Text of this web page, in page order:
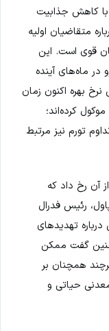
با کاهش جذابیت
متقاضیان اولیه
قوی است. این
در ماه‌های آینده
نرخ بهره اکنون زمان
کرده‌اند؛
تورم نیز مرتبط
آن رخ داد که
رئیس فدرال
تهدیدهای
گفت ممکن
همچنان بر
حیاتی و